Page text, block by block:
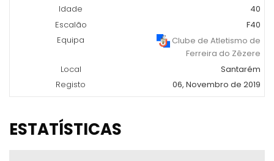
Idade
40
Escalão
F40
Equipa
Clube de Atletismo de
Ferreira do Zêzere
Local
Santarém
Registo
06, Novembro de 2019
ESTATÍSTICAS